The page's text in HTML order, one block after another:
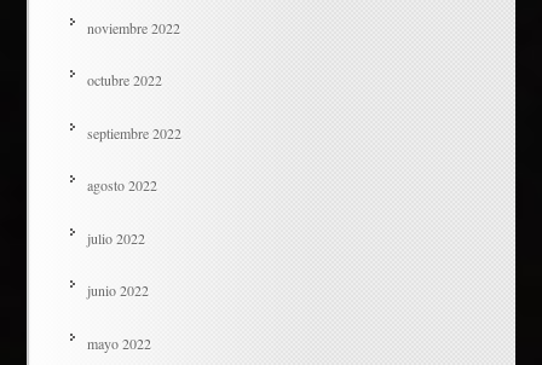
noviembre 2022
octubre 2022
septiembre 2022
agosto 2022
julio 2022
junio 2022
mayo 2022